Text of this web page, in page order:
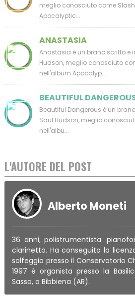
meglio conosciuto come
Apocalyptic...
ANASTASIA
Anastasia è un brano scritto e
Hudson, meglio conosciuto
nell'album Apocalyp...
BEAUTIFUL
Beautiful Dangerous è un
Saul Hudson, meglio
nell'albu...
L'AUTORE DEL POST
Alberto Moneti
36 anni, polistrumentista:
clarinetto. Ha conseguito la
solfeggio presso il Conservatorio
1997 è organista presso la
Sasso, a Bibbiena (AR).